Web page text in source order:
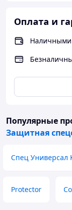
Оплата и
Наличными
Популярные
Защитная
Спец Универсал
Protector